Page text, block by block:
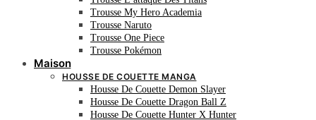
Trousse My Hero Academia
Trousse Naruto
Trousse One Piece
Trousse Pokémon
Maison
HOUSSE DE COUETTE MANGA
Housse De Couette Demon Slayer
Housse De Couette Dragon Ball Z
Housse De Couette Hunter X Hunter